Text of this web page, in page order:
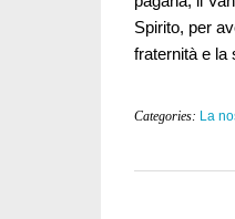
Spirito, per
fraternità e la
Categories: La